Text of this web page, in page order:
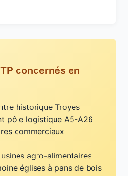
concernés en
historique Troyes
pôle logistique A5-A26
commerciaux
agro-alimentaires
églises à pans de bois